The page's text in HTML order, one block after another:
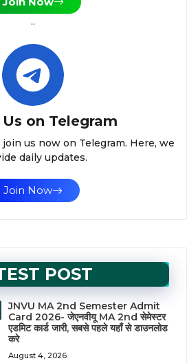
..
on Telegram
us now on Telegram. Here, we
daily updates.
Join Now
POST
JNVU MA 2nd Semester Admit
Card 2026- जेएनवीयू MA 2nd सेमेस्टर
एडमिट कार्ड जारी, सबसे पहले यहाँ से डाउनलोड
करे
August 4, 2026